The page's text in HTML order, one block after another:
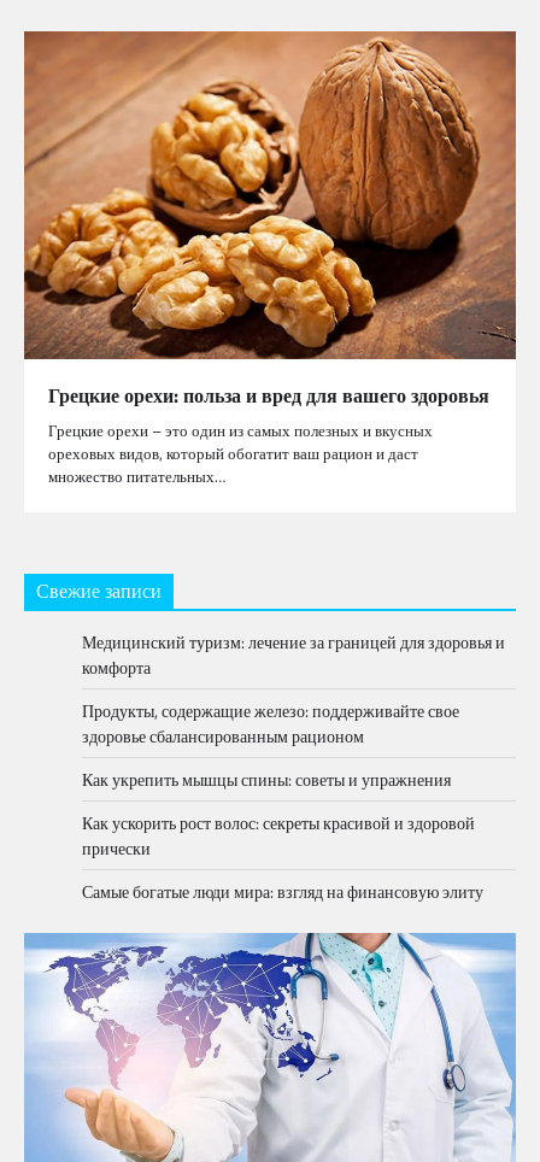
Грецкие орехи: польза и вред для вашего здоровья
Грецкие орехи – это один из самых полезных и вкусных
ореховых видов, который обогатит ваш рацион и даст
множество питательных…
Свежие записи
Медицинский туризм: лечение за границей для здоровья и
комфорта
Продукты, содержащие железо: поддерживайте свое
здоровье сбалансированным рационом
Как укрепить мышцы спины: советы и упражнения
Как ускорить рост волос: секреты красивой и здоровой
прически
Самые богатые люди мира: взгляд на финансовую элиту